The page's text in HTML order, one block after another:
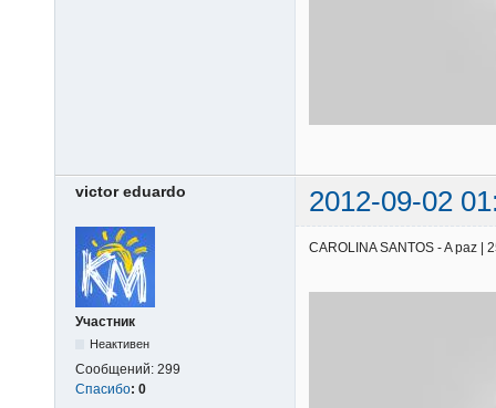
victor eduardo 2012-09-02
Участник
Неактивен
Сообщений: 299
Спасибо: 0
CAROLINA SANTOS - A paz |